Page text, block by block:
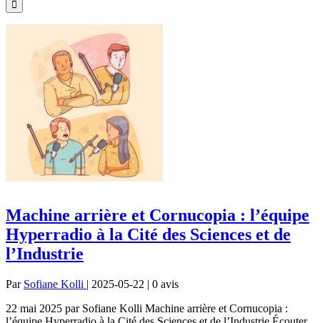
Machine arrière et Cornucopia : l’équipe
Hyperradio à la Cité des Sciences et de
l’Industrie
Par Sofiane Kolli | 2025-05-22 | 0 avis
22 mai 2025 par Sofiane Kolli Machine arrière et Cornucopia :